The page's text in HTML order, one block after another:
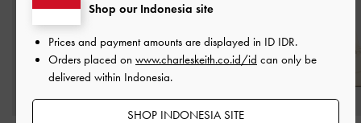
Shop our Indonesia site
Prices and payment amounts are displayed in ID IDR.
Orders placed on www.charleskeith.co.id/id can only be
delivered within Indonesia.
SHOP INDONESIA SITE